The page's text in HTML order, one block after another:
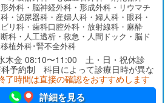
外科・脳神経外科・形成外科・リウマチ
・泌尿器科・産婦人科・婦人科・眼科・
リ科・歯科口腔外科・放射線科・麻酔
科・人工透析・救急・人間ドック・脳ド
植外科･腎不全外科
木金 08:10〜11:00 土・日・祝休診
予約制 科目によって診療日時が異な
了時間は直接の確認をおすすめします
詳細を見る